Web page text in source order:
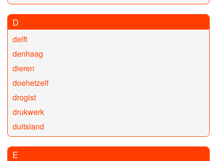
D
delft
denhaag
dieren
doehetzelf
drogist
drukwerk
duitsland
E